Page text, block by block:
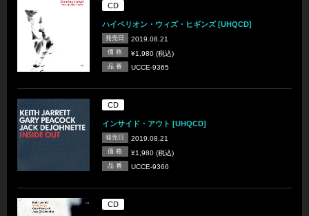
CD
ハイペリオン・ウィズ・ヒギンズ [UHQCD]
発売日 2019.08.21
価 格 ¥1,980 (税込)
品 番 UCCE-9365
CD
インサイド・アウト [UHQCD]
発売日 2019.08.21
価 格 ¥1,980 (税込)
品 番 UCCE-9366
CD